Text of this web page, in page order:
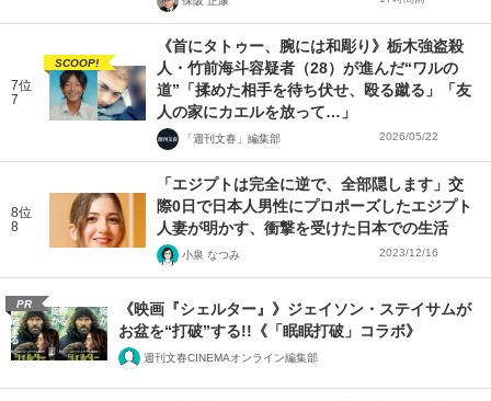
7位
7
SCOOP!
《首にタトゥー、腕には和彫り》栃木強盗殺
人・竹前海斗容疑者（28）が進んだ“ワルの
道”「揉めた相手を待ち伏せ、殴る蹴る」「友
人の家にカエルを放って…」
「週刊文春」編集部 2026/05/22
8位
8
「エジプトは完全に逆で、全部隠します」交
際0日で日本人男性にプロポーズしたエジプト
人妻が明かす、衝撃を受けた日本での生活
小泉 なつみ 2023/12/16
PR
《映画『シェルター』》ジェイソン・ステイサムが
お盆を“打破”する!!《「眠眠打破」コラボ》
週刊文春CINEMAオンライン編集部